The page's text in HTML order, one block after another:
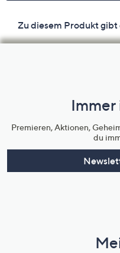
Premieren, Aktionen,
du